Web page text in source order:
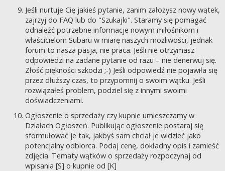
Jeśli nurtuje Cię jakieś pytanie, zanim założysz nowy wątek,
zajrzyj do FAQ lub do "Szukajki". Staramy się pomagać
odnaleźć potrzebne informacje nowym miłośnikom i
właścicielom Subaru w miarę naszych możliwości, jednak
forum to nasza pasja, nie praca. Jeśli nie otrzymasz
odpowiedzi na zadane pytanie od razu – nie denerwuj się.
Złość piękności szkodzi ;-) Jeśli odpowiedź nie pojawiła się
przez dłuższy czas, to przypomnij o swoim wątku. Jeśli
rozwiązałeś problem, podziel się z innymi swoimi
doświadczeniami.
Ogłoszenie o sprzedaży czy kupnie umieszczamy w
Działach Ogłoszeń. Publikując ogłoszenie postaraj się
sformułować je tak, jakbyś sam chciał je widzieć jako
potencjalny odbiorca. Podaj cenę, dokładny opis i zamieść
zdjęcia. Tematy wątków o sprzedaży rozpoczynaj od
wpisania [S] o kupnie od [K]